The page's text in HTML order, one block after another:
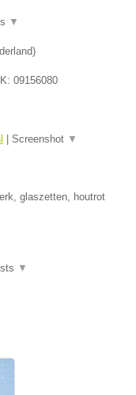
▼
)
09156080
Screenshot ▼
glaszetten, houtrot
▼